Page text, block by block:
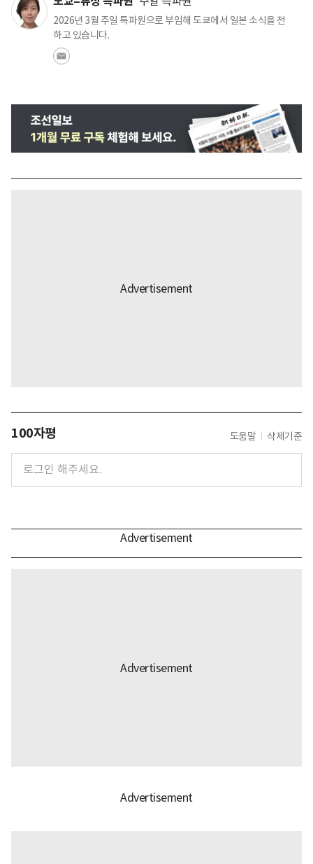
2026년 3월 주일 특파원으로 부임해 도쿄에서 일본 소식을 전
하고 있습니다.
100자평 도움말 삭제기준